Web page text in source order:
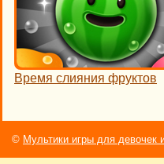
Время слияния фруктов
© Мультики игры для девочек